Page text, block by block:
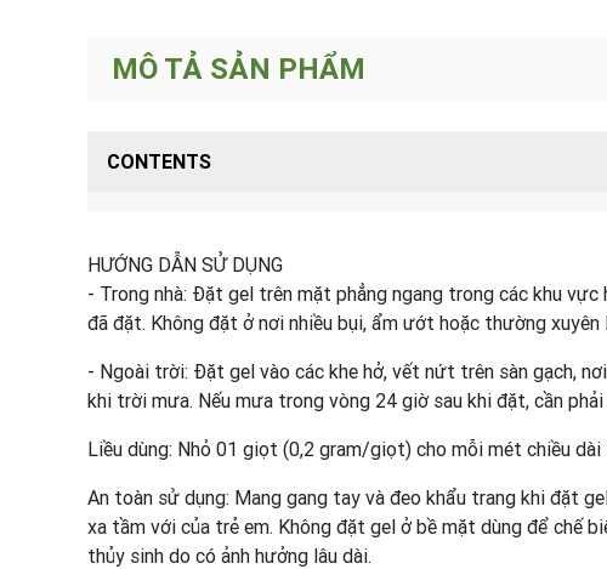
MÔ TẢ SẢN PHẨM
CONTENTS
HƯỚNG DẪN SỬ DỤNG
- Trong nhà: Đặt gel trên mặt phẳng ngang trong các khu
đã đặt. Không đặt ở nơi nhiều bụi, ẩm ướt hoặc thường
- Ngoài trời: Đặt gel vào các khe hở, vết nứt trên sàn gạch,
khi trời mưa. Nếu mưa trong vòng 24 giờ sau khi đặt, cần
Liều dùng: Nhỏ 01 giọt (0,2 gram/giọt) cho mỗi mét chiều
An toàn sử dụng: Mang gang tay và đeo khẩu trang khi đặt
xa tầm với của trẻ em. Không đặt gel ở bề mặt dùng để chế
thủy sinh do có ảnh hưởng lâu dài.